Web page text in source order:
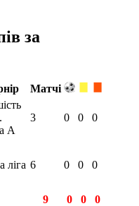
за
Матчі
А
3 0 0 0
ліга 6 0 0 0
9 0 0 0